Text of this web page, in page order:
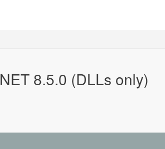
8.5.0 (DLLs only)